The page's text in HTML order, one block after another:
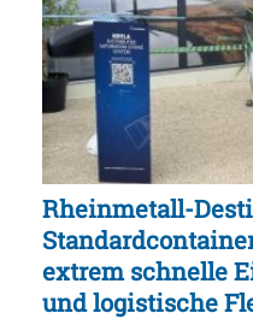
Rheinmetall-
extrem schnelle
und logistische